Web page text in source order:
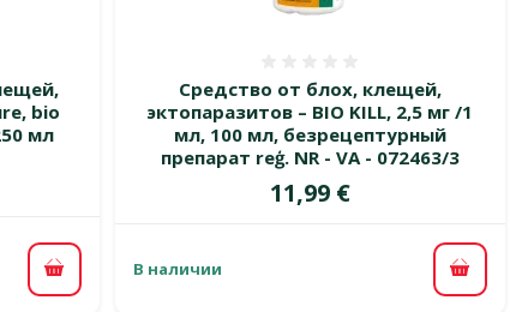
bio
мл
В корзину
Средство от блох, клещей,
эктопаразитов – BIO KILL, 2,5 мг /1
мл, 100 мл, безрецептурный
препарат reģ. NR - VA - 072463/3
Цена
11,99 €
В наличии В